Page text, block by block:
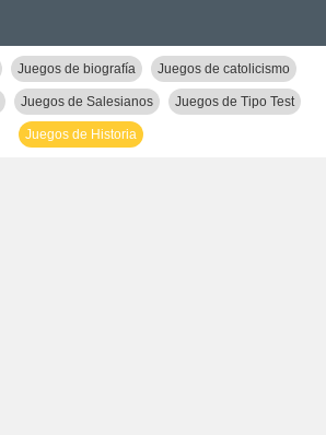
Juegos de biografía Juegos de catolicismo
Juegos de Salesianos Juegos de Tipo Test
Juegos de Historia